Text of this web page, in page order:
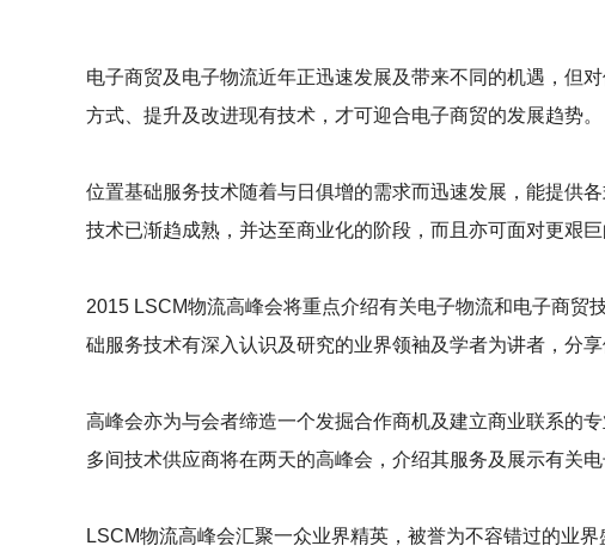
电子商贸及电子物流近年正迅速发展及带来不同的机遇，但
方式、提升及改进现有技术，才可迎合电子商贸的发展趋势。
位置基础服务技术随着与日俱增的需求而迅速发展，能提供
技术已渐趋成熟，并达至商业化的阶段，而且亦可面对更艰巨
2015 LSCM物流高峰会将重点介绍有关电子物流和电子商贸
础服务技术有深入认识及研究的业界领袖及学者为讲者，分
高峰会亦为与会者缔造一个发掘合作商机及建立商业联系的专
多间技术供应商将在两天的高峰会，介绍其服务及展示有关
LSCM物流高峰会汇聚一众业界精英，被誉为不容错过的业界